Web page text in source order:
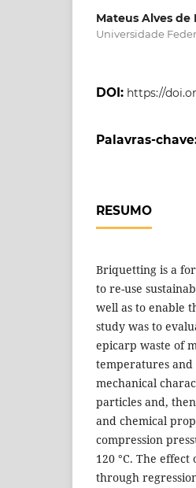
Mateus Alves de
Universidade
DOI: https://
Palavras-
RESUMO
Briquetting is a
to re-use
well as to enable
study was to
epicarp waste of
temperatures and
mechanical
particles and,
and chemical
compression
120 °C. The
through